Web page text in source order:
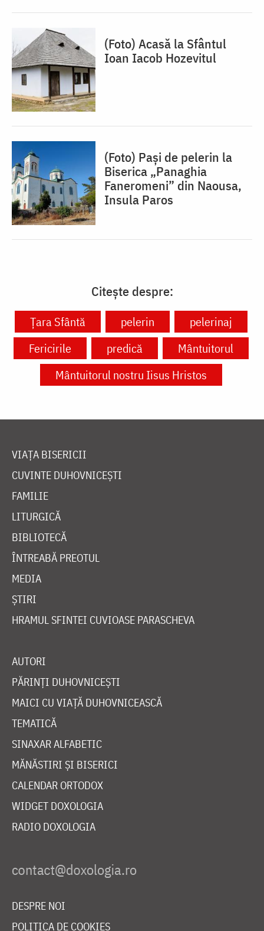
(Foto) Acasă la Sfântul
Ioan Iacob Hozevitul
(Foto) Pași de pelerin la
Biserica „Panaghia
Faneromeni” din Naousa,
Insula Paros
Citește despre:
Ţara Sfântă pelerin
pelerinaj
Fericirile
predică
Mântuitorul
Mântuitorul nostru Iisus Hristos
VIAȚA BISERICII
CUVINTE DUHOVNICEȘTI
FAMILIE
LITURGICĂ
BIBLIOTECĂ
ÎNTREABĂ PREOTUL
MEDIA
ȘTIRI
HRAMUL SFINTEI CUVIOASE PARASCHEVA
AUTORI
PĂRINȚI DUHOVNICEȘTI
MAICI CU VIAȚĂ DUHOVNICEASCĂ
TEMATICĂ
SINAXAR ALFABETIC
MĂNĂSTIRI ȘI BISERICI
CALENDAR ORTODOX
WIDGET DOXOLOGIA
RADIO DOXOLOGIA
DESPRE NOI
POLITICA DE COOKIES